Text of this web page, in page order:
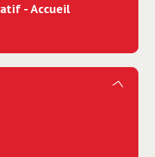
- Accueil